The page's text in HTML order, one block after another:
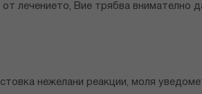
лечението, Вие трябва внимателно
нежелани реакции, моля